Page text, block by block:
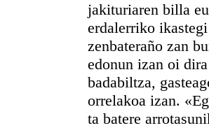
jakituriaren billa
erdalerriko
zenbateraño zan
edonun izan oi
badabiltza,
orrelakoa izan.
ta batere